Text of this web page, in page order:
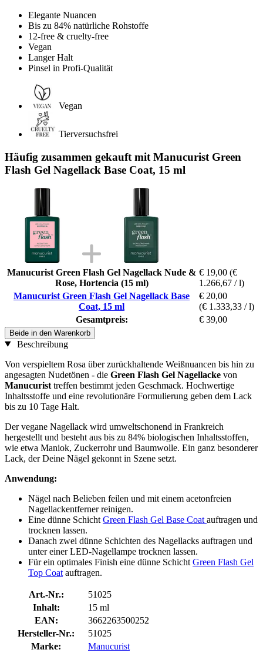
Elegante Nuancen
Bis zu 84% natürliche Rohstoffe
12-free & cruelty-free
Vegan
Langer Halt
Pinsel in Profi-Qualität
Vegan
Tierversuchsfrei
Häufig zusammen gekauft mit Manucurist Green
Flash Gel Nagellack Base Coat, 15 ml
Manucurist Green Flash Gel Nagellack Nude &
Rose, Hortencia (15 ml)
€ 19,00 (€
1.266,67 / l)
Manucurist Green Flash Gel Nagellack Base
Coat, 15 ml
€ 20,00
(€ 1.333,33 / l)
Gesamtpreis:
€ 39,00
Beide in den Warenkorb
Beschreibung
Von verspieltem Rosa über zurückhaltende Weißnuancen bis hin zu
angesagten Nudetönen - die Green Flash Gel Nagellacke von
Manucurist treffen bestimmt jeden Geschmack. Hochwertige
Inhaltsstoffe und eine revolutionäre Formulierung geben dem Lack
bis zu 10 Tage Halt.
Der vegane Nagellack wird umweltschonend in Frankreich
hergestellt und besteht aus bis zu 84% biologischen Inhaltsstoffen,
wie etwa Maniok, Zuckerrohr und Baumwolle. Ein ganz besonderer
Lack, der Deine Nägel gekonnt in Szene setzt.
Anwendung:
Nägel nach Belieben feilen und mit einem acetonfreien
Nagellackentferner reinigen.
Eine dünne Schicht Green Flash Gel Base Coat auftragen und
trocknen lassen.
Danach zwei dünne Schichten des Nagellacks auftragen und
unter einer LED-Nagellampe trocknen lassen.
Für ein optimales Finish eine dünne Schicht Green Flash Gel
Top Coat auftragen.
Art.-Nr.:
51025
Inhalt:
15 ml
EAN:
3662263500252
Hersteller-Nr.:
51025
Marke:
Manucurist